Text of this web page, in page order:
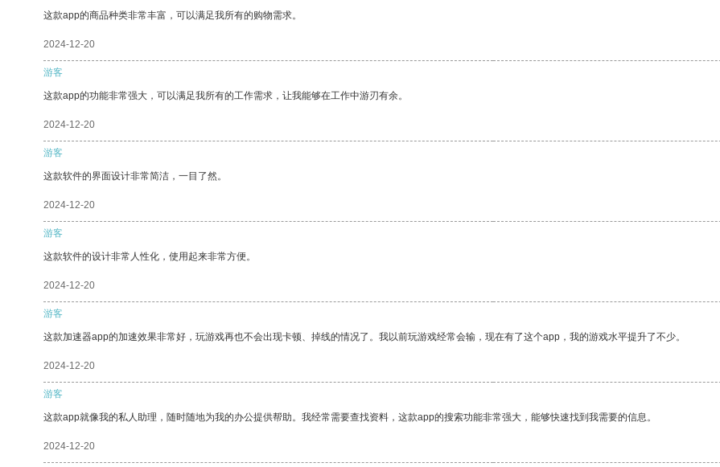
这款app的商品种类非常丰富，可以满足我所有的购物需求。
2024-12-20
游客
这款app的功能非常强大，可以满足我所有的工作需求，让我能够在工作中游刃有余。
2024-12-20
游客
这款软件的界面设计非常简洁，一目了然。
2024-12-20
游客
这款软件的设计非常人性化，使用起来非常方便。
2024-12-20
游客
这款加速器app的加速效果非常好，玩游戏再也不会出现卡顿、掉线的情况了。我以前玩游戏经常会输，现在有了这个app，我的游戏水平提升了不少。
2024-12-20
游客
这款app就像我的私人助理，随时随地为我的办公提供帮助。我经常需要查找资料，这款app的搜索功能非常强大，能够快速找到我需要的信息。
2024-12-20